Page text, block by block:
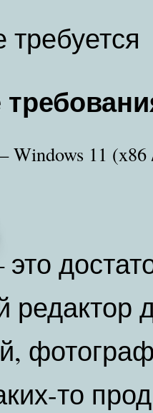
требуется
Windows 11 (x86
редактор
то